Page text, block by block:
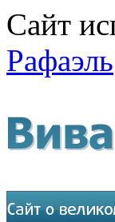
Сайт
Рафаэль